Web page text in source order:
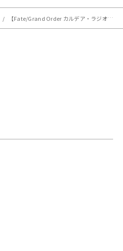
【Fate/Grand Order カルデア・ラジオ局 Plus】超!A&G+版 第232回 放送レポート